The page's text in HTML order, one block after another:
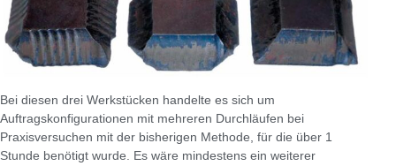
Bei diesen drei Werkstücken handelte es sich um
Auftragskonfigurationen mit mehreren Durchläufen bei
Praxisversuchen mit der bisherigen Methode, für die über 1
Stunde benötigt wurde. Es wäre mindestens ein weiterer